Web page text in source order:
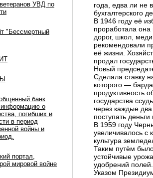
УВД по
"Бессмертный
банк
о
погибших и
в период
войны и
портал,
мировой войне
года, едва ли не
бухгалтерского
В 1946 году её
проработала она
дорог, школ,
рекомендовали
её жизни.
продал
Новый
Сделала ставку
которого —
продуктивность
государства
через каждые
поступать
В 1959 году
увеличивалось с
культура
Таким путём
устойчивые
удобрений полей.
Указом